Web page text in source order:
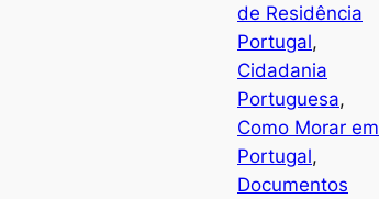
de Residência
Portugal
Cidadania
Portuguesa
Como Morar em
Portugal
Documentos